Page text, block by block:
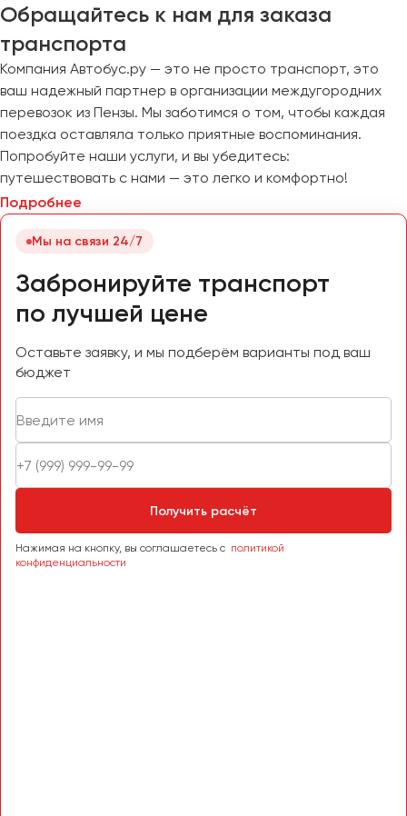
Обращайтесь к нам для заказа
транспорта
Компания Автобус.ру — это не просто транспорт, это
ваш надежный партнер в организации междугородних
перевозок из Пензы. Мы заботимся о том, чтобы каждая
поездка оставляла только приятные воспоминания.
Попробуйте наши услуги, и вы убедитесь:
путешествовать с нами — это легко и комфортно!
Подробнее
Мы на связи 24/7
Забронируйте транспорт
по лучшей цене
Оставьте заявку, и мы подберём варианты под ваш
бюджет
Получить расчёт
Нажимая на кнопку, вы соглашаетесь с политикой
конфиденциальности